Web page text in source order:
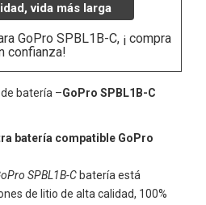
vida más larga
GoPro SPBL1B-C, ¡ compra
confianza!
batería –GoPro SPBL1B-C
batería compatible GoPro
SPBL1B-C batería está
de litio de alta calidad, 100%